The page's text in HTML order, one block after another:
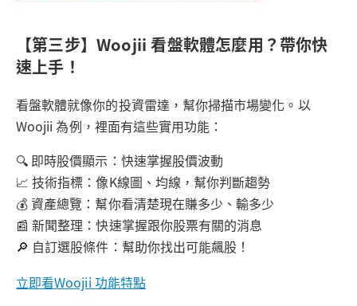
【第三步】Woojii 看盤軟體怎麼用？帶你快
速上手！
看盤軟體就像你的投資雷達，幫你掃描市場變化。以
Woojii 為例，裡面有這些實用功能：
🔍 即時股價顯示：快速掌握股價波動
📈 技術指標：像K線圖、均線，幫你判斷趨勢
💰 資產總覽：幫你看清楚現在賺多少、輸多少
📰 新聞整理：快速掌握跟你股票有關的消息
🔎 自訂選股條件：幫助你找出可能飆股！
立即看Woojii 功能特點